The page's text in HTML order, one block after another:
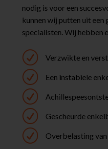
nodig is voor een
kunnen wij putten uit
specialisten. Wij hebben
R Verzwikte en
R Een instabiele
R
R Gescheurde
R Overbelasting van